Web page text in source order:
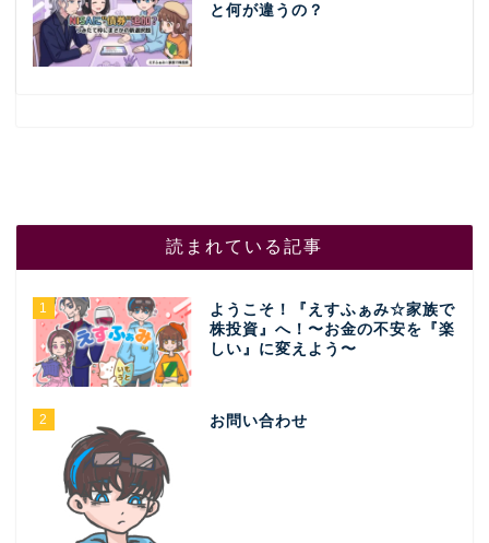
と何が違うの？
読まれている記事
1
ようこそ！『えすふぁみ☆家族で
株投資』へ！〜お金の不安を『楽
しい』に変えよう〜
2 お問い合わせ